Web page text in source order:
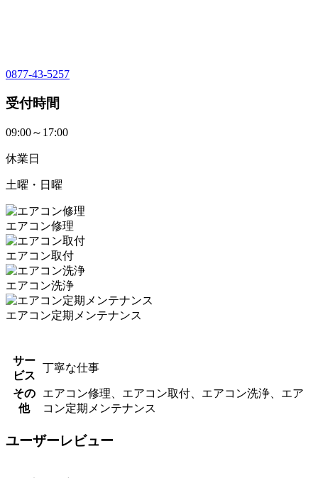
0877-43-5257
受付時間
09:00～17:00
休業日
土曜・日曜
エアコン修理
エアコン取付
エアコン洗浄
エアコン定期メンテナンス
サー
ビス
丁寧な仕事
その
他
エアコン修理、エアコン取付、エアコン洗浄、エア
コン定期メンテナンス
ユーザーレビュー